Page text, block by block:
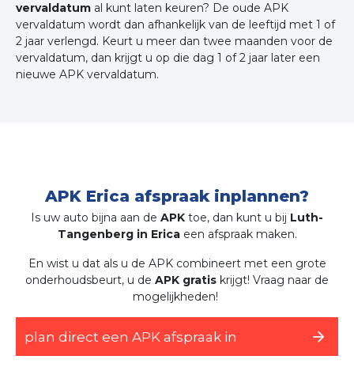
vervaldatum al kunt laten keuren? De oude APK
vervaldatum wordt dan afhankelijk van de leeftijd met 1 of
2 jaar verlengd. Keurt u meer dan twee maanden voor de
vervaldatum, dan krijgt u op die dag 1 of 2 jaar later een
nieuwe APK vervaldatum.
APK Erica afspraak inplannen?
Is uw auto bijna aan de APK toe, dan kunt u bij Luth-
Tangenberg in Ericaeen afspraak maken.
En wist u dat als u de APK combineert met een grote
onderhoudsbeurt, u de APK gratis krijgt! Vraag naar de
mogelijkheden!
plan direct een APK afspraak in